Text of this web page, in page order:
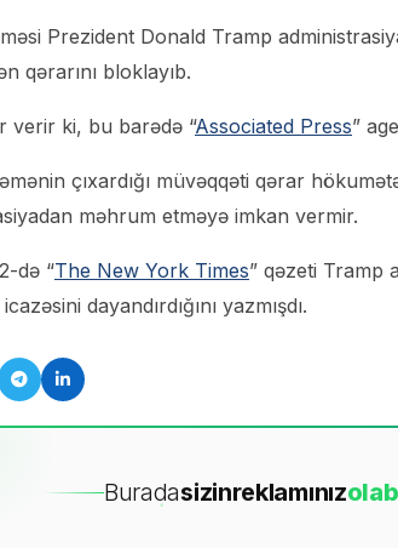
Prezident Donald Tramp
qərarını bloklayıb.
verir ki, bu barədə “Associated Press”
çıxardığı müvəqqəti qərar
məhrum etməyə imkan vermir.
də “The New York Times” qəzeti Tramp
dayandırdığını yazmışdı.
Buradasizinreklamınızola